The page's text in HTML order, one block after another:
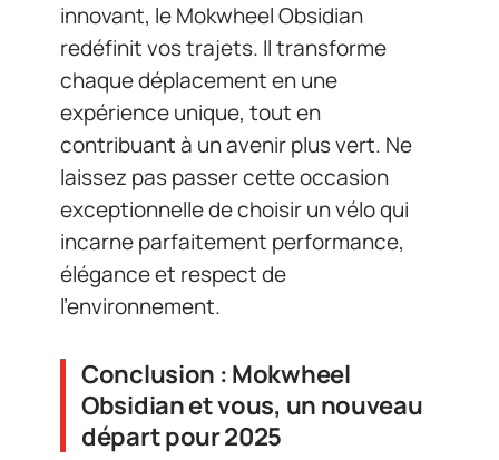
innovant, le Mokwheel Obsidian
redéfinit vos trajets. Il transforme
chaque déplacement en une
expérience unique, tout en
contribuant à un avenir plus vert. Ne
laissez pas passer cette occasion
exceptionnelle de choisir un vélo qui
incarne parfaitement performance,
élégance et respect de
l’environnement.
Conclusion : Mokwheel
Obsidian et vous, un nouveau
départ pour 2025